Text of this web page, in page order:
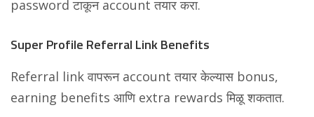
password टाकून account तयार करा.
Super Profile Referral Link Benefits
Referral link वापरून account तयार केल्यास bonus,
earning benefits आणि extra rewards मिळू शकतात.